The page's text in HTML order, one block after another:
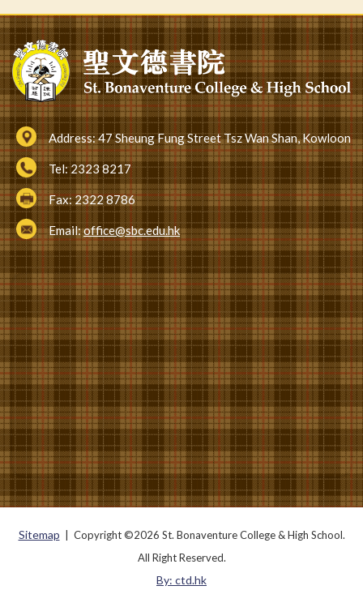
Address:47 Sheung Fung Street Tsz Wan Shan, Kowloon
Tel:2323 8217
Fax:2322 8786
Email:office@sbc.edu.hk
Sitemap | Copyright ©2026 St. Bonaventure College & High School.
All Right Reserved.
By: ctd.hk